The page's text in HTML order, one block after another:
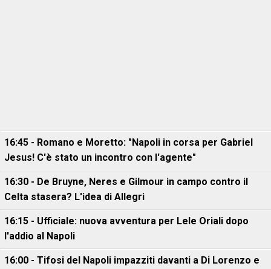
16:45 - Romano e Moretto: "Napoli in corsa per Gabriel
Jesus! C'è stato un incontro con l'agente"
16:30 - De Bruyne, Neres e Gilmour in campo contro il
Celta stasera? L'idea di Allegri
16:15 - Ufficiale: nuova avventura per Lele Oriali dopo
l'addio al Napoli
16:00 - Tifosi del Napoli impazziti davanti a Di Lorenzo e